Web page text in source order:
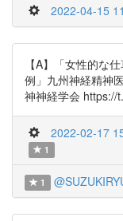
2022-04-15
【A】「女性的な
例」九州神経精神
神神経学会 https://
2022-02-17
1
1